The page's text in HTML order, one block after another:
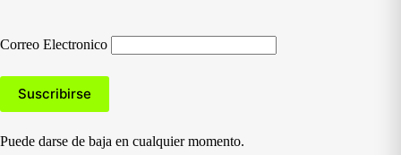
Correo Electronico
Puede darse de baja en cualquier momento.